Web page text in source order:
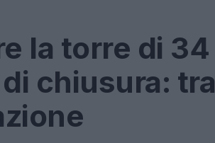
la torre di 34
chiusura: tra